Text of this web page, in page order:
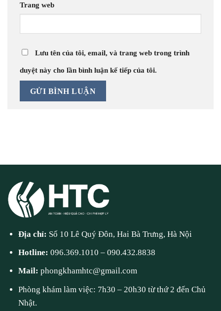
Trang web
Lưu tên của tôi, email, và trang web trong trình
duyệt này cho lần bình luận kế tiếp của tôi.
Địa chỉ: Số 10 Lê Quý Đôn, Hai Bà Trưng, Hà Nội
Hotline:096.369.1010 –090.432.8838
Mail:phongkhamhtc@gmail.com
Phòng khám làm việc: 7h30 – 20h30 từ thứ 2 đến Chủ
Nhật.